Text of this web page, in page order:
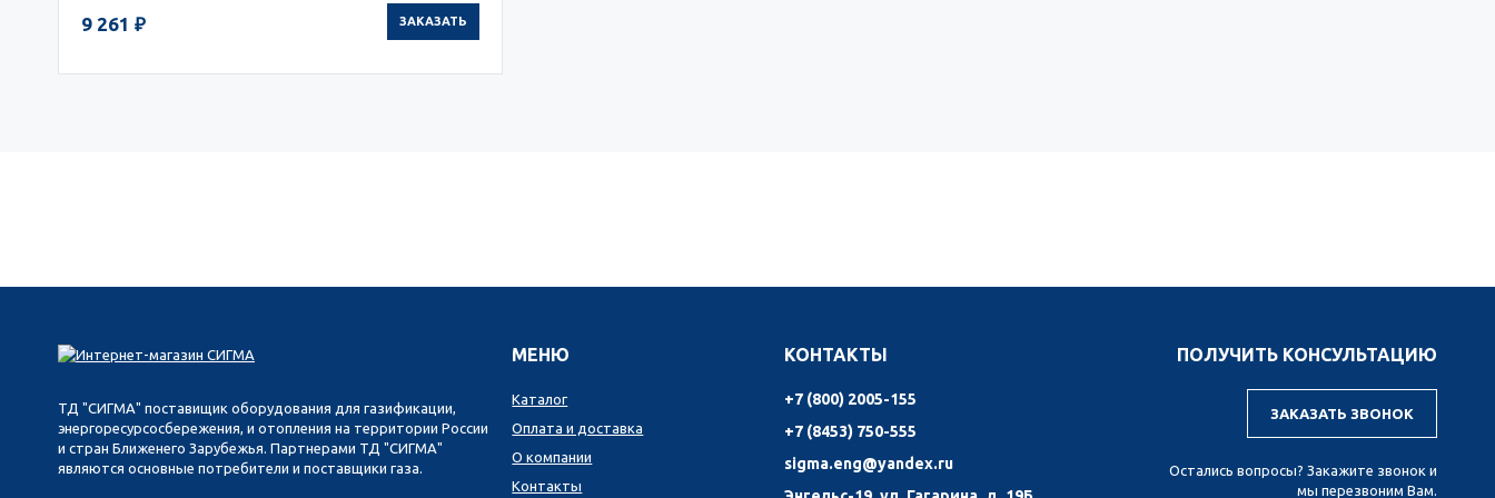
9 261 ₽ ЗАКАЗАТЬ
ТД "СИГМА" поставищик оборудования для газификации,
энергоресурсосбережения, и отопления на территории России
и стран Ближенего Зарубежья. Партнерами ТД "СИГМА"
являются основные потребители и поставщики газа.
МЕНЮ
Каталог
Оплата и доставка
О компании
Контакты
КОНТАКТЫ
+7 (800) 2005-155
+7 (8453) 750-555
sigma.eng@yandex.ru
ПОЛУЧИТЬ КОНСУЛЬТАЦИЮ
ЗАКАЗАТЬ ЗВОНОК
Остались вопросы? Закажите звонок и
мы перезвоним Вам.